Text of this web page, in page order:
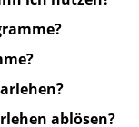
ablösen?